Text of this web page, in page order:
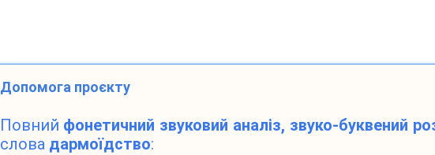
Допомога проєкту
Повний фонетичний звуковий аналіз, звуко-буквений
слова дармоїдство: